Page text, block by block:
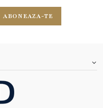
ABONEAZA-TE